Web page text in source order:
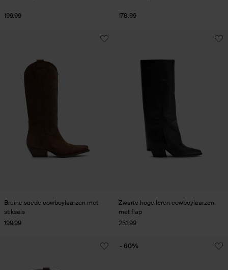
199.99 178.99
Bruine suède cowboylaarzen met
stiksels
199.99
Zwarte hoge leren cowboylaarzen
met flap
251.99
- 60%